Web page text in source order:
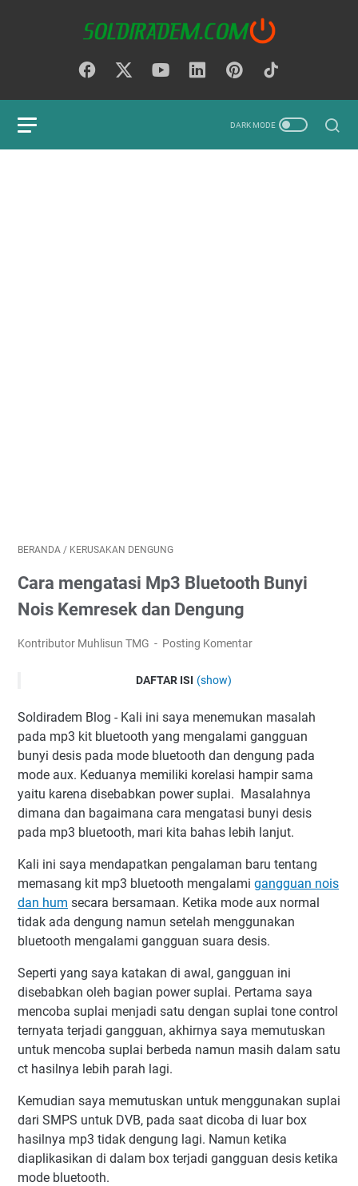
BERANDA / KERUSAKAN DENGUNG
Cara mengatasi Mp3 Bluetooth Bunyi
Nois Kemresek dan Dengung
Kontributor Muhlisun TMG Posting Komentar
DAFTAR ISI (show)
Soldiradem Blog - Kali ini saya menemukan masalah
pada mp3 kit bluetooth yang mengalami gangguan
bunyi desis pada mode bluetooth dan dengung pada
mode aux. Keduanya memiliki korelasi hampir sama
yaitu karena disebabkan power suplai. Masalahnya
dimana dan bagaimana cara mengatasi bunyi desis
pada mp3 bluetooth, mari kita bahas lebih lanjut.
Kali ini saya mendapatkan pengalaman baru tentang
memasang kit mp3 bluetooth mengalami gangguan nois
dan hum secara bersamaan. Ketika mode aux normal
tidak ada dengung namun setelah menggunakan
bluetooth mengalami gangguan suara desis.
Seperti yang saya katakan di awal, gangguan ini
disebabkan oleh bagian power suplai. Pertama saya
mencoba suplai menjadi satu dengan suplai tone control
ternyata terjadi gangguan, akhirnya saya memutuskan
untuk mencoba suplai berbeda namun masih dalam satu
ct hasilnya lebih parah lagi.
Kemudian saya memutuskan untuk menggunakan suplai
dari SMPS untuk DVB, pada saat dicoba di luar box
hasilnya mp3 tidak dengung lagi. Namun ketika
diaplikasikan di dalam box terjadi gangguan desis ketika
mode bluetooth.